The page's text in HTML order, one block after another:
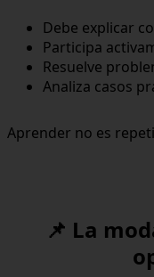
Debe explicar
Participa
Resuelve
Analiza casos
Aprender no es
📌 La